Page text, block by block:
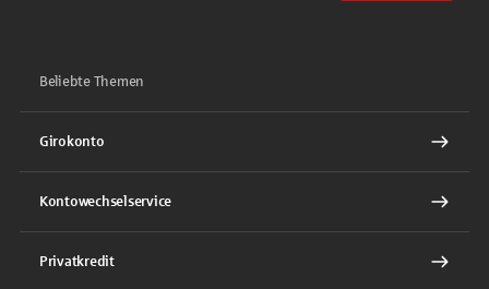
Beliebte Themen
Girokonto
Kontowechselservice
Privatkredit